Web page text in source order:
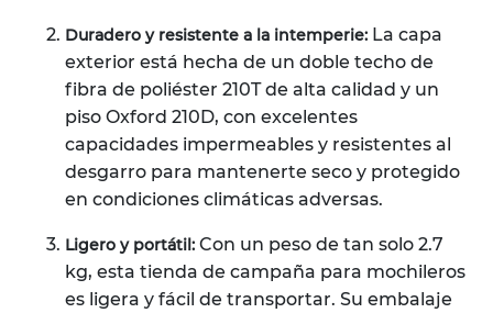
Duradero y resistente a la intemperie: La capa
exterior está hecha de un doble techo de
fibra de poliéster 210T de alta calidad y un
piso Oxford 210D, con excelentes
capacidades impermeables y resistentes al
desgarro para mantenerte seco y protegido
en condiciones climáticas adversas.
Ligero y portátil: Con un peso de tan solo 2.7
kg, esta tienda de campaña para mochileros
es ligera y fácil de transportar. Su embalaje